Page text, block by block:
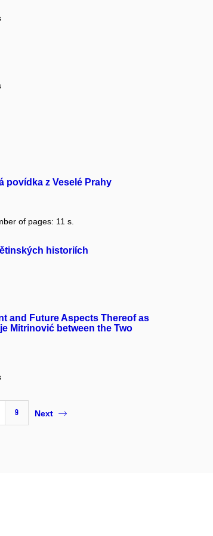
z Veselé Prahy
of pages: 11 s.
historiích
and Future Aspects Thereof as
Mitrinović between the Two
9 Next